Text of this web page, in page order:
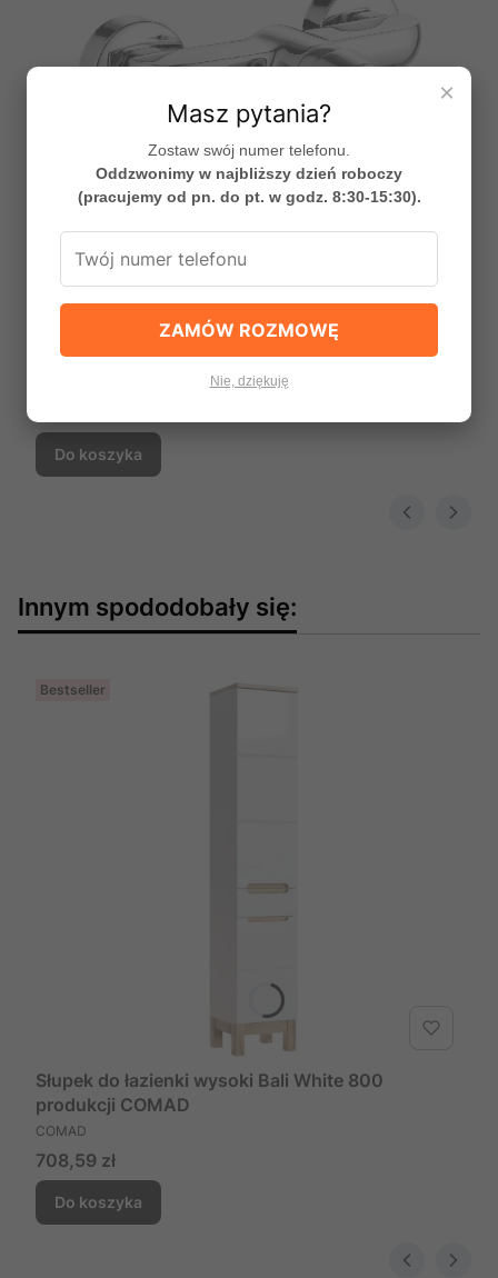
DIMA bateria natryskowa ścienna bez zest.
natrysk., producent: Laveo, nr kat.: BQD_040D
Do koszyka
Innym spododobały się:
Bestseller
Słupek do łazienki wysoki Bali White 800
produkcji COMAD
PRODUCENT
COMAD
Cena
708,59 zł
Do koszyka
×
Masz pytania?
Zostaw swój numer telefonu.
Oddzwonimy w najbliższy dzień roboczy
(pracujemy od pn. do pt. w godz. 8:30-15:30).
ZAMÓW ROZMOWĘ
Nie, dziękuję